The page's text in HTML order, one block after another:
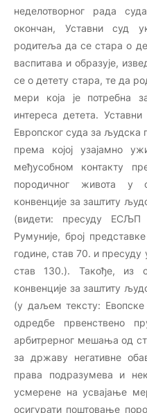
неделотворног рада
окончан, Уставни суд
родитеља да се стара о
васпитава и образује,
се о детету стара, те да
мери која је потребна
интереса детета.
Европског суда за
према којој узајамно
међусобном контакту
породичног живота у
конвенције за заштиту
(видети: пресуду
Румуније, број
године, став 70. и
став 130.). Такође, из
конвенције за заштиту
(у даљем тексту: Евопске
одредбе првенствено
арбитрерног мешања од
за државу негативне
права подразумева и
усмерене на усвајање
осигурати поштовање